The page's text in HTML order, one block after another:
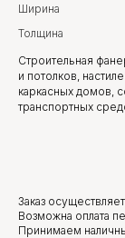
Ширина
Толщина
Строительная
и потолков,
каркасных домов,
транспортных
Заказ
Возможна оплата
Принимаем